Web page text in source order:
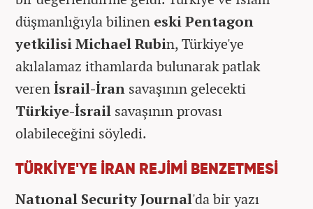
düşmanlığıyla bilinen eski Pentagon
yetkilisi Michael Rubin, Türkiye'ye
akılalamaz ithamlarda bulunarak patlak
verenİsrail-İran savaşının gelecekti
Türkiye-İsrail savaşının provası
olabileceğini söyledi.
TÜRKİYE'YE İRAN REJİMİ BENZETMESİ
Natıonal Security Journal'da bir yazı